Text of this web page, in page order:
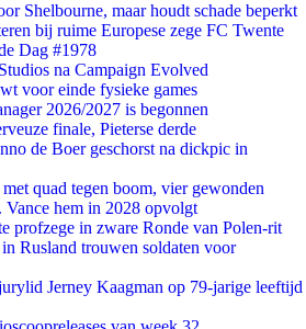
Shelbourne, maar houdt schade beperkt
bij ruime Europese zege FC Twente
Dag #1978
na Campaign Evolved
voor einde fysieke games
2026/2027 is begonnen
finale, Pieterse derde
de Boer geschorst na dickpic in
quad tegen boom, vier gewonden
hem in 2028 opvolgt
profzege in zware Ronde van Polen-rit
Rusland trouwen soldaten voor
Jerney Kaagman op 79-jarige leeftijd